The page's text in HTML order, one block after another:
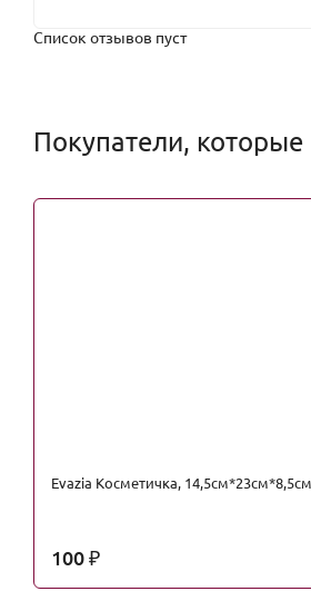
Список отзывов пуст
Покупатели,
Evazia Косметичка, 14,5см*23см*8,5см
100 ₽